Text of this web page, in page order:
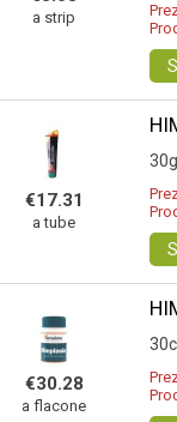
a strip
€17.31
a tube
30g
€30.28
a flacone